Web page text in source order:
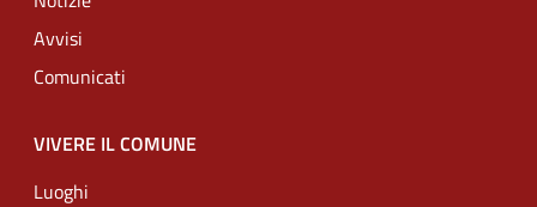
Avvisi
Comunicati
VIVERE IL COMUNE
Luoghi